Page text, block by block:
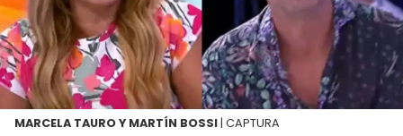
MARCELA TAURO Y MARTÍN BOSSI | CAPTURA